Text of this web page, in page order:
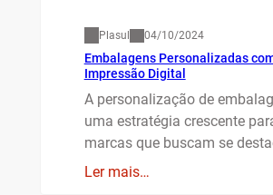
Plasul 04/10/2024
Embalagens Personalizadas
Impressão Digital
A personalização de
uma estratégia crescente
marcas que buscam se
Ler mais…